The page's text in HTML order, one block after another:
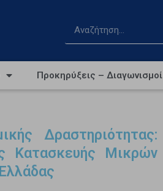
Προκηρύξεις – Διαγωνισμοί
Δραστηριότητας:
Κατασκευής Μικρών